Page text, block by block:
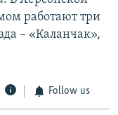
работают три
– «Каланчак»,
Follow us